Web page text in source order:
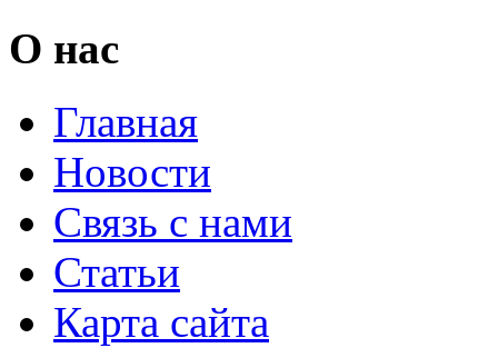
О нас
Главная
Новости
Связь с нами
Статьи
Карта сайта